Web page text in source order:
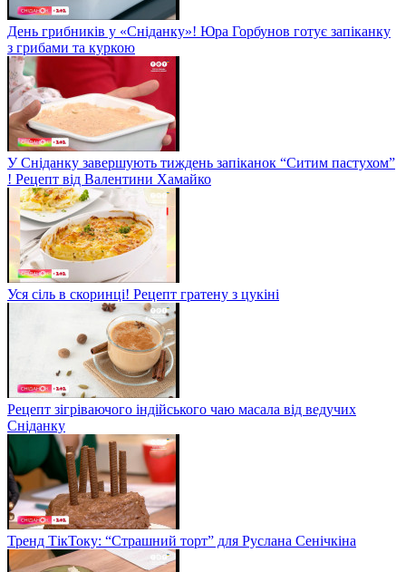
День грибників у «Сніданку»! Юра Горбунов готує запіканку
з грибами та куркою
У Сніданку завершують тиждень запіканок “Ситим пастухом”
! Рецепт від Валентини Хамайко
Уся сіль в скоринці! Рецепт гратену з цукіні
Рецепт зігріваючого індійського чаю масала від ведучих
Сніданку
Тренд ТікТоку: “Страшний торт” для Руслана Сенічкіна